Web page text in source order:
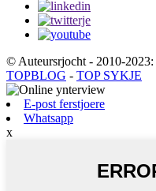
© Auteursrjocht - 2010-
TOPBLOG - TOP SYKJE
E-post ferstjoere
Whatsapp
x